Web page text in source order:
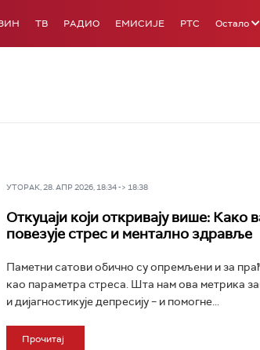
ТВ РАДИО ЕМИСИЈЕ РТС Остало
УТОРАК, 28. АПР 2026, 18:34 -> 18:38
Откуцаји који откривају више: Како
повезује стрес и ментално здравље
Паметни сатови обично су опремљени и за
као параметра стреса. Шта нам ова метрика
и дијагностикује депресију – и помогне...
Прочитај